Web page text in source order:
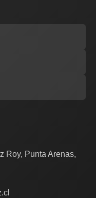
Roy, Punta Arenas,